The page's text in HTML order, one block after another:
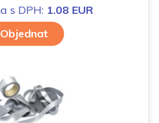
s DPH: 1.08 EUR
Objednat